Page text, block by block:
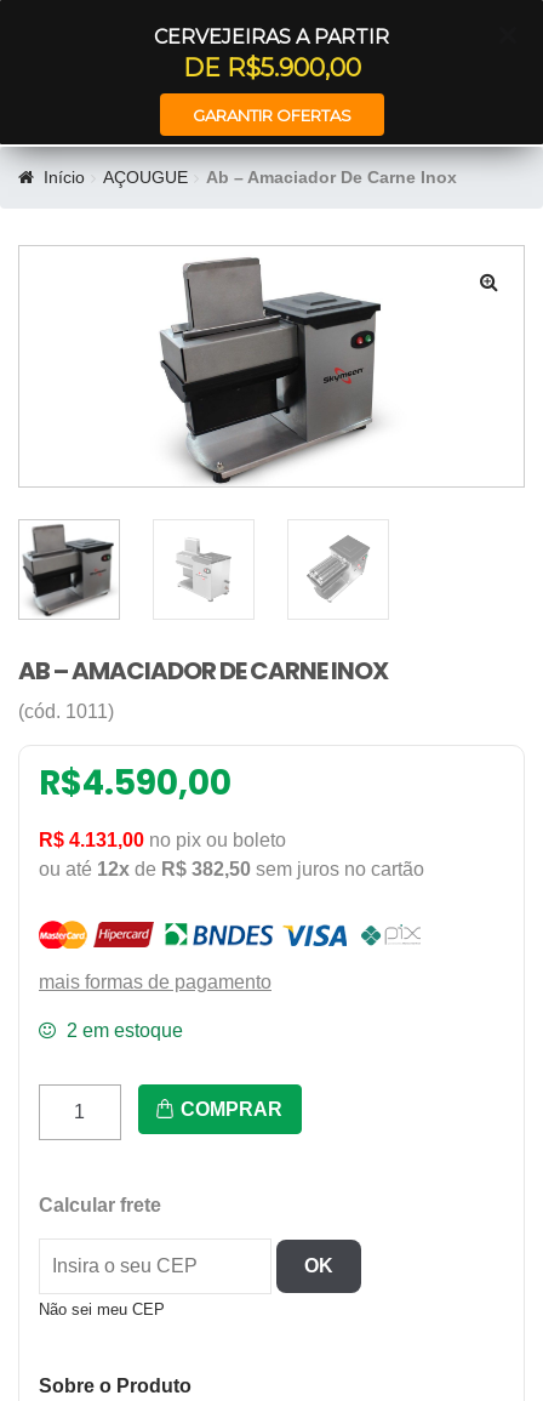
CERVEJEIRAS A PARTIR
DE R$5.900,00
GARANTIR OFERTAS
Início AÇOUGUE Ab – Amaciador De Carne Inox
AB – AMACIADOR DE CARNE INOX
(cód. 1011)
R$4.590,00
R$ 4.131,00 no pix ou boleto
ou até 12x de R$ 382,50 sem juros no cartão
mais formas de pagamento
2 em estoque
Carne
Inox
quantidade
COMPRAR
Calcular frete
OK
Não sei meu CEP
Sobre o Produto